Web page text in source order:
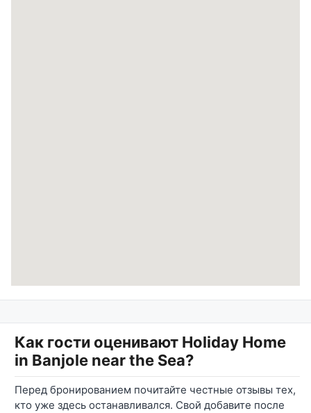
Как гости оценивают Holiday Home
in Banjole near the Sea?
Перед бронированием почитайте честные отзывы тех,
кто уже здесь останавливался. Свой добавите после